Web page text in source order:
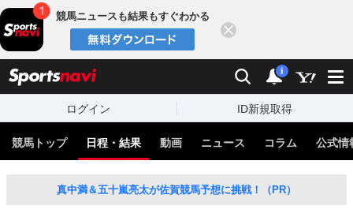
競馬ニュースも結果もすぐわかる
検索 通知
i
ログイン ID新規取得
競馬トップ 日程・結果 動画 ニュース コラム 公式情
真中満＆五十嵐亮太が佐賀競馬予想に挑戦！（PR）